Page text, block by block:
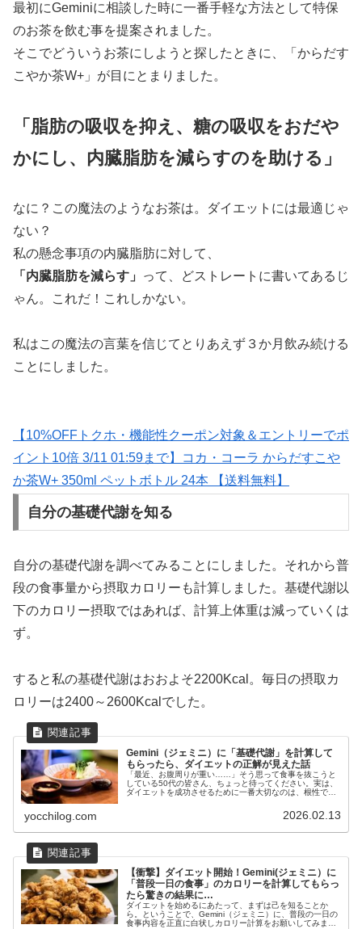
最初にGeminiに相談した時に一番手軽な方法として特保
のお茶を飲む事を提案されました。
そこでどういうお茶にしようと探したときに、「からだす
こやか茶W+」が目にとまりました。
「脂肪の吸収を抑え、糖の吸収をおだや
かにし、内臓脂肪を減らすのを助ける」
なに？この魔法のようなお茶は。ダイエットには最適じゃ
ない？
私の懸念事項の内臓脂肪に対して、
「内臓脂肪を減らす」
って、どストレートに書いてあるじ
ゃん。これだ！これしかない。
私はこの魔法の言葉を信じてとりあえず３か月飲み続ける
ことにしました。
【10%OFFトクホ・機能性クーポン対象＆エントリーでポ
イント10倍 3/11 01:59まで】コカ・コーラ からだすこや
か茶W+ 350ml ペットボトル 24本 【送料無料】
自分の基礎代謝を知る
自分の基礎代謝を調べてみることにしました。それから普
段の食事量から摂取カロリーも計算しました。基礎代謝以
下のカロリー摂取ではあれば、計算上体重は減っていくは
ず。
すると私の基礎代謝はおおよそ2200Kcal。毎日の摂取カ
ロリーは2400～2600Kcalでした。
Gemini（ジェミニ）に「基礎代謝」を計算して
もらったら、ダイエットの正解が見えた話
「最近、お腹周りが重い……」そう思って食事を抜こうと
している50代の皆さん、ちょっと待ってください。実は、
ダイエットを成功させるために一番大切なのは、根性では
yocchilog.com 2026.02.13
【衝撃】ダイエット開始！Gemini(ジェミニ）に
「普段一日の食事」のカロリーを計算してもらっ
たら驚きの結果に…
ダイエットを始めるにあたって、まずは己を知ることか
ら。ということで、Gemini（ジェミニ）に、普段の一日の
食事内容を正直に白状しカロリー計算をお願いしてみまし